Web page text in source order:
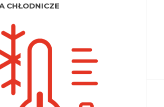
CHŁODNICZE
farmaceutyczne
laboratoryjne